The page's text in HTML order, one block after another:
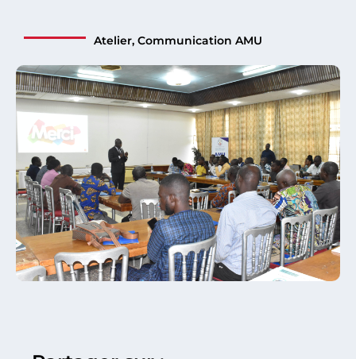
Atelier, Communication AMU